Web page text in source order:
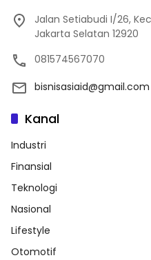
Jalan Setiabudi I/26,
Jakarta Selatan 12920
081574567070
bisnisasiaid@gmail.com
Kanal
Industri
Finansial
Teknologi
Nasional
Lifestyle
Otomotif